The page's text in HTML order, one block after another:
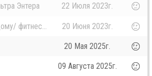
Энтера 22 Июля 2023г.
фитнес... 20 Июня 2023г.
20 Мая 2025г.
09 Августа 2025г.